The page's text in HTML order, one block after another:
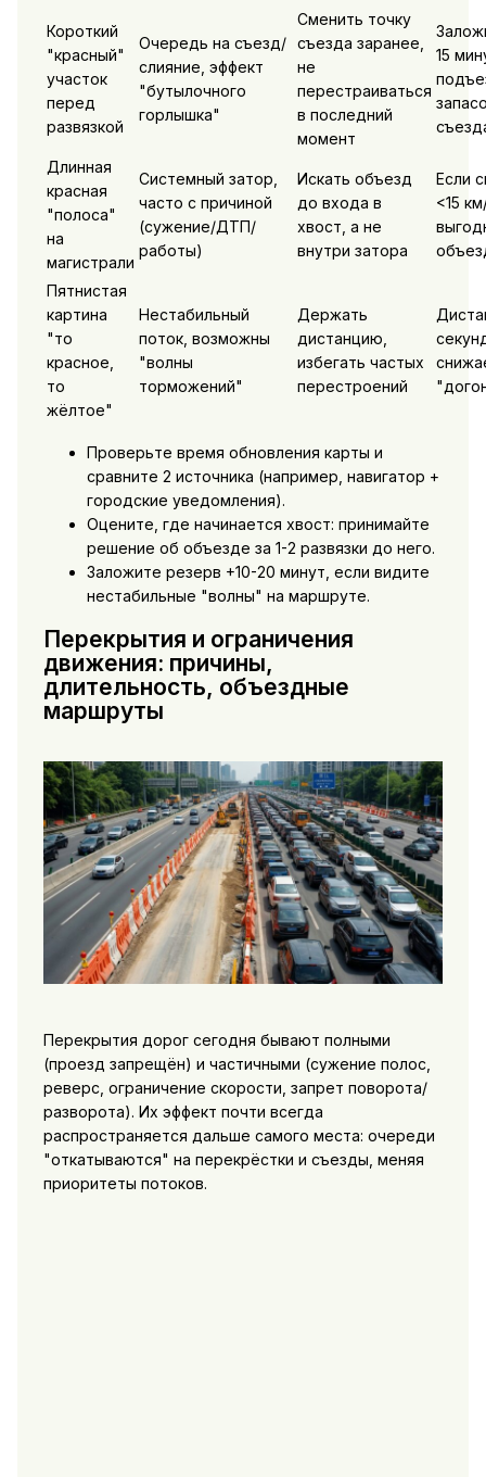
Короткий
"красный"
участок
перед
развязкой
Очередь на съезд/
слияние, эффект
"бутылочного
горлышка"
Сменить точку
съезда заранее,
не
перестраиваться
в последний
момент
15
Длинная
красная
"полоса"
на
магистрали
Системный затор,
часто с причиной
(сужение/ДТП/
работы)
Искать объезд
до входа в
хвост, а не
внутри затора
Если
<15
Пятнистая
картина
"то
красное,
то
жёлтое"
Нестабильный
поток, возможны
"волны
торможений"
Держать
дистанцию,
избегать частых
перестроений
Проверьте время обновления карты и
сравните 2 источника (например, навигатор +
городские уведомления).
Оцените, где начинается хвост: принимайте
решение об объезде за 1-2 развязки до него.
Заложите резерв +10-20 минут, если видите
нестабильные "волны" на маршруте.
Перекрытия и ограничения
движения: причины,
длительность, объездные
маршруты
Перекрытия дорог сегодня бывают полными
(проезд запрещён) и частичными (сужение полос,
реверс, ограничение скорости, запрет поворота/
разворота). Их эффект почти всегда
распространяется дальше самого места: очереди
"откатываются" на перекрёстки и съезды, меняя
приоритеты потоков.